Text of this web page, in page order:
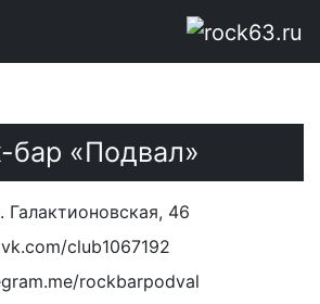
бар «Подвал»
Галактионовская, 46
vk.com/club1067192
rockbarpodval